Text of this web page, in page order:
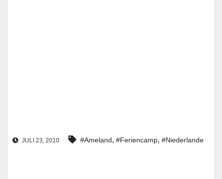
JULI 23, 2010 #Ameland, #Feriencamp, #Niederlande